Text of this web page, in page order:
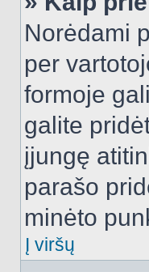
Norėdami
per
formoje
galite
įjungę
parašo
minėto
Į viršų